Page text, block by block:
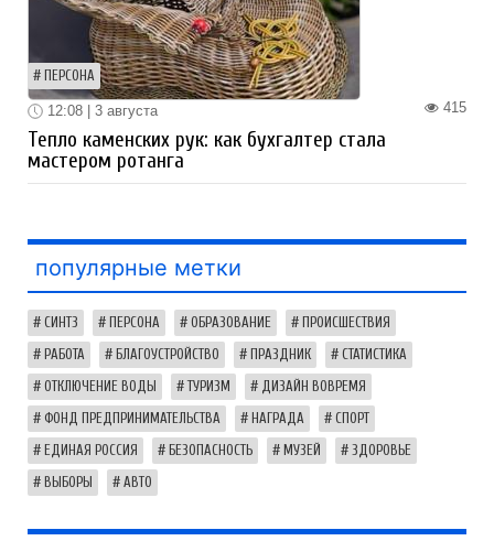
ПЕРСОНА
415
12:08 | 3 августа
Тепло каменских рук: как бухгалтер стала
мастером ротанга
популярные метки
СИНТЗ ПЕРСОНА ОБРАЗОВАНИЕ ПРОИСШЕСТВИЯ
РАБОТА БЛАГОУСТРОЙСТВО ПРАЗДНИК СТАТИСТИКА
ОТКЛЮЧЕНИЕ ВОДЫ ТУРИЗМ ДИЗАЙН ВОВРЕМЯ
ФОНД ПРЕДПРИНИМАТЕЛЬСТВА НАГРАДА СПОРТ
ЕДИНАЯ РОССИЯ БЕЗОПАСНОСТЬ МУЗЕЙ ЗДОРОВЬЕ
ВЫБОРЫ АВТО